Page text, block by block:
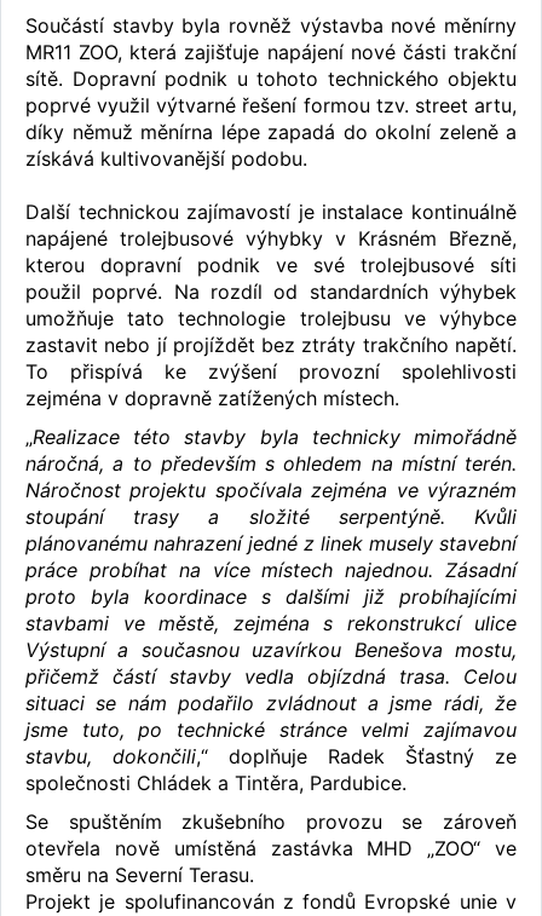
Součástí stavby byla rovněž výstavba nové měnírny
MR11 ZOO, která zajišťuje napájení nové části trakční
sítě. Dopravní podnik u tohoto technického objektu
poprvé využil výtvarné řešení formou tzv. street artu,
díky němuž měnírna lépe zapadá do okolní zeleně a
získává kultivovanější podobu.
Další technickou zajímavostí je instalace kontinuálně
napájené trolejbusové výhybky v Krásném Březně,
kterou dopravní podnik ve své trolejbusové síti
použil poprvé. Na rozdíl od standardních výhybek
umožňuje tato technologie trolejbusu ve výhybce
zastavit nebo jí projíždět bez ztráty trakčního napětí.
To přispívá ke zvýšení provozní spolehlivosti
zejména v dopravně zatížených místech.
„Realizace této stavby byla technicky mimořádně
náročná, a to především s ohledem na místní terén.
Náročnost projektu spočívala zejména ve výrazném
stoupání trasy a složité serpentýně. Kvůli
plánovanému nahrazení jedné z linek musely stavební
práce probíhat na více místech najednou. Zásadní
proto byla koordinace s dalšími již probíhajícími
stavbami ve městě, zejména s rekonstrukcí ulice
Výstupní a současnou uzavírkou Benešova mostu,
přičemž částí stavby vedla objízdná trasa. Celou
situaci se nám podařilo zvládnout a jsme rádi, že
jsme tuto, po technické stránce velmi zajímavou
stavbu, dokončili,“ doplňuje Radek Šťastný ze
společnosti Chládek a Tintěra, Pardubice.
Se spuštěním zkušebního provozu se zároveň
otevřela nově umístěná zastávka MHD „ZOO“ ve
směru na Severní Terasu.
Projekt je spolufinancován z fondů Evropské unie v